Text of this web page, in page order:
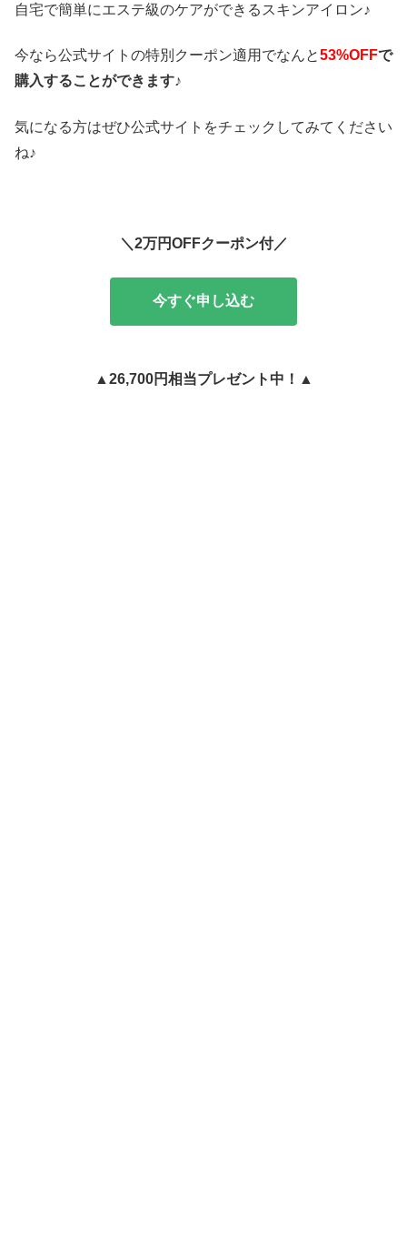
自宅で簡単にエステ級のケアができるスキンアイロン♪
今なら公式サイトの特別クーポン適用でなんと53%OFFで
購入することができます♪
気になる方はぜひ公式サイトをチェックしてみてください
ね♪
＼2万円OFFクーポン付／
今すぐ申し込む
▲26,700円相当プレゼント中！▲